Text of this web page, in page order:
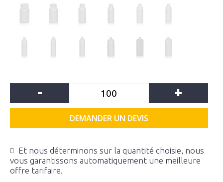
- +
DEMANDER UN DEVIS
Et nous déterminons sur la quantité choisie, nous
vous garantissons automatiquement une meilleure
offre tarifaire.